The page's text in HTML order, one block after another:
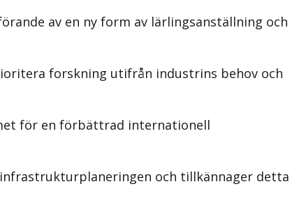
av en ny form av lärlingsanställning och
forskning utifrån industrins behov och
för en förbättrad internationell
och tillkännager detta